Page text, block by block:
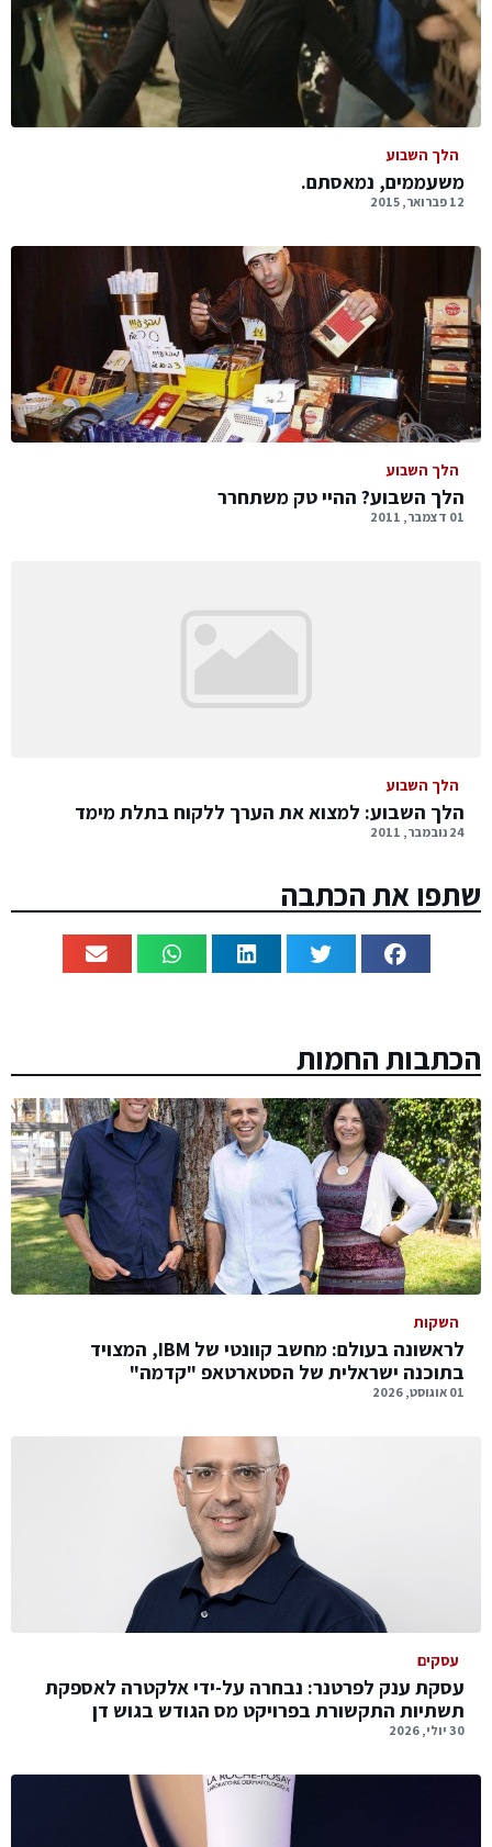
הלך השבוע
משעממים, נמאסתם.
12 פברואר, 2015
הלך השבוע
הלך השבוע? ההיי טק משתחרר
01 דצמבר, 2011
הלך השבוע
הלך השבוע: למצוא את הערך ללקוח בתלת מימד
24 נובמבר, 2011
שתפו את הכתבה
הכתבות החמות
השקות
לראשונה בעולם: מחשב קוונטי של IBM, המצויד
בתוכנה ישראלית של הסטארטאפ "קדמה"
01 אוגוסט, 2026
עסקים
עסקת ענק לפרטנר: נבחרה על-ידי אלקטרה לאספקת
תשתיות התקשורת בפרויקט מס הגודש בגוש דן
30 יולי, 2026